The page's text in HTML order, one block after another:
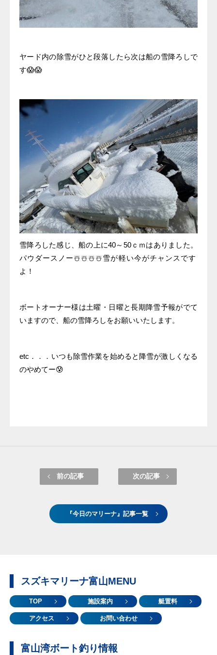
ヤード内の除雪がひと段落したら次は船の雪降ろしで
す😱😱
雪降ろした感じ、船の上に40～50ｃｍはありました。
パウダースノー☃️☃️☃️☃️雪が軽い今がチャンスです
よ！
ボートオーナー様は土曜・日曜と長期降雪予報がでて
いますので、船の雪降ろしをお願いいたします。
etc．．．いつも除雪作業を始めると降雪が激しくなる
のやめてー😰
前の記事 次の記事
『今日のマリーナ』記事一覧
スズキマリーナ富山MENU
TOP 施設案内 艇置料
アクセス お問い合わせ
富山湾ボート釣り情報